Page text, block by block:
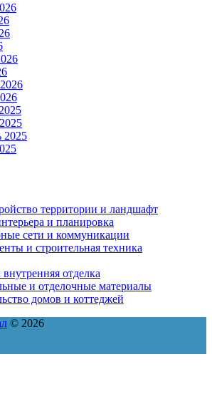
2025
территории и ландшафт
и планировка
сети и коммуникации
и строительная техника
отделка
и отделочные материалы
домов и коттеджей
© 2026